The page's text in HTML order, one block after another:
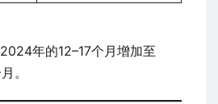
年的12–17个月增加至
。